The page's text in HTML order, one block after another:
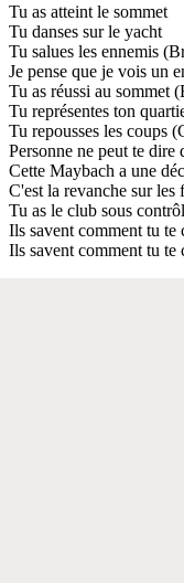
Tu as atteint le sommet
Tu danses sur le yacht
Tu salues les ennemis
Je pense que je vois un
Tu as réussi au sommet
Tu représentes ton
Tu repousses les coups
Personne ne peut te dire
Cette Maybach a une
C'est la revanche sur
Tu as le club sous
Ils savent comment tu te
Ils savent comment tu te